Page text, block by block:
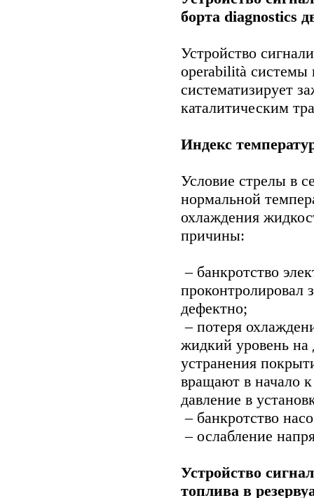
борта diagnostics
Устройство
operabilità системы
систематизирует
каталитическим
Индекс
Условие стрелы в
нормальной
охлаждения
причины:
– банкротство
проконтролировал
дефектно;
– потеря
жидкий уровень на
устранения
вращают в начало к
давление в
– банкротство
– ослабление
Устройство
топлива в